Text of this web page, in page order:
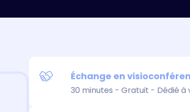
Échange en
30 minutes - Gratuit - Dédié